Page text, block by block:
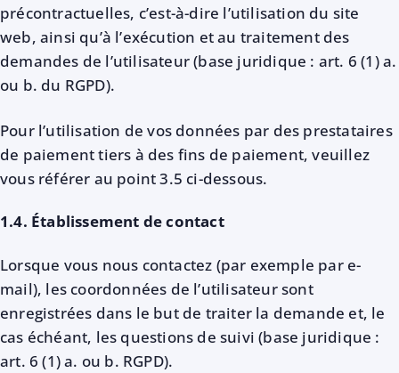
précontractuelles, c’est-à-dire l’utilisation du site
web, ainsi qu’à l’exécution et au traitement des
demandes de l’utilisateur (base juridique : art. 6 (1) a.
ou b. du RGPD).
Pour l’utilisation de vos données par des prestataires
de paiement tiers à des fins de paiement, veuillez
vous référer au point 3.5 ci-dessous.
1.4. Établissement de contact
Lorsque vous nous contactez (par exemple par e-
mail), les coordonnées de l’utilisateur sont
enregistrées dans le but de traiter la demande et, le
cas échéant, les questions de suivi (base juridique :
art. 6 (1) a. ou b. RGPD).